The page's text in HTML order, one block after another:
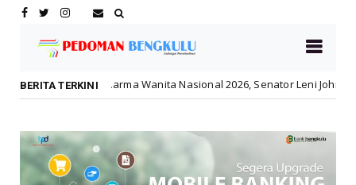
BERITA TERKINI
Nasional 2026, Senator Leni John Latief Apresiasi